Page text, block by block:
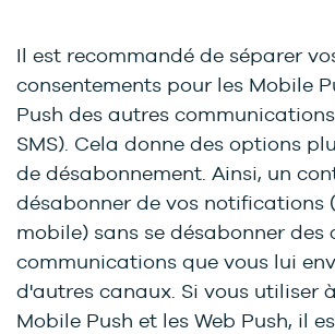
Il est recommandé de séparer
consentements pour les Mobile
Push des autres
SMS). Cela donne des options
de désabonnement. Ainsi, un
désabonner de vos notifications
mobile) sans se désabonner des
communications que vous lui
d'autres canaux. Si vous utiliser
Mobile Push et les Web Push, il